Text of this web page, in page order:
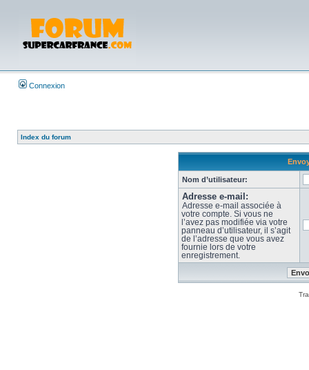
Connexion
Index du forum
Nom d’utilisateur:
Adresse e-mail:
Adresse e-mail associée à
votre compte. Si vous ne
l’avez pas modifiée via votre
panneau d’utilisateur, il s’agit
de l’adresse que vous avez
fournie lors de votre
enregistrement.